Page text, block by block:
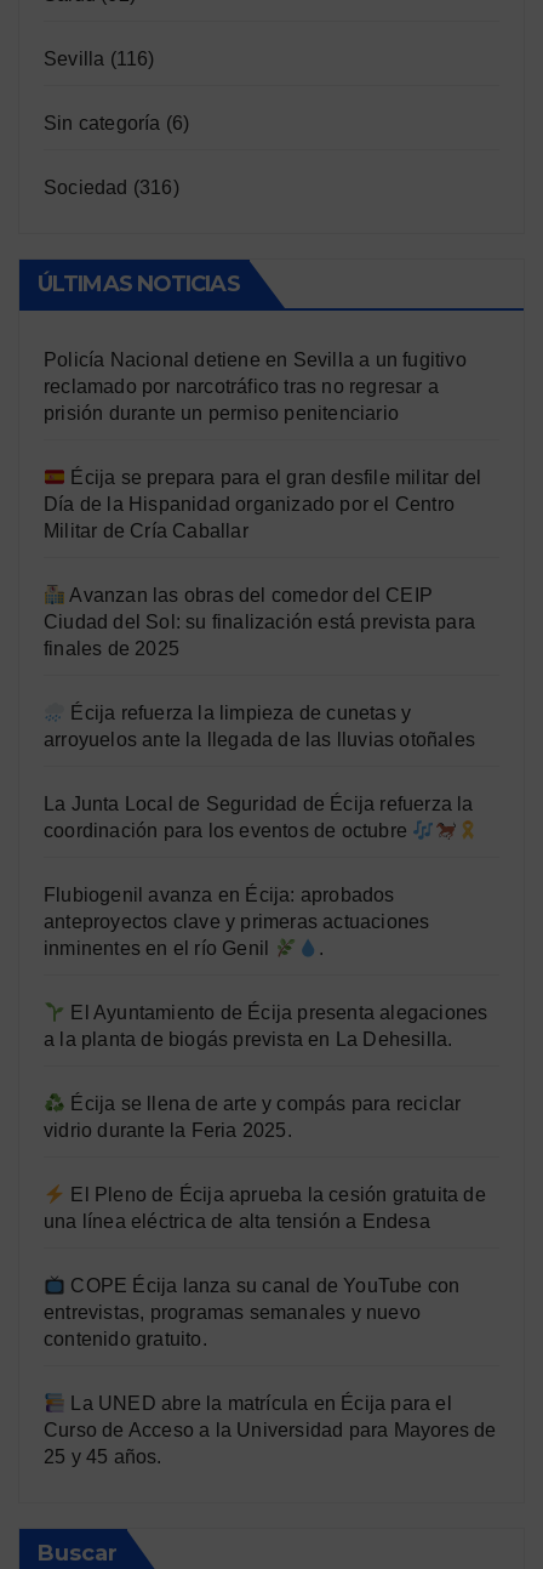
Sevilla (116)
Sin categoría (6)
Sociedad (316)
ÚLTIMAS NOTICIAS
Policía Nacional detiene en Sevilla a un fugitivo
reclamado por narcotráfico tras no regresar a
prisión durante un permiso penitenciario
Écija se prepara para el gran desfile militar del
Día de la Hispanidad organizado por el Centro
Militar de Cría Caballar
Avanzan las obras del comedor del CEIP
Ciudad del Sol: su finalización está prevista para
finales de 2025
Écija refuerza la limpieza de cunetas y
arroyuelos ante la llegada de las lluvias otoñales
La Junta Local de Seguridad de Écija refuerza la
coordinación para los eventos de octubre
Flubiogenil avanza en Écija: aprobados
anteproyectos clave y primeras actuaciones
inminentes en el río Genil
.
El Ayuntamiento de Écija presenta alegaciones
a la planta de biogás prevista en La Dehesilla.
Écija se llena de arte y compás para reciclar
vidrio durante la Feria 2025.
El Pleno de Écija aprueba la cesión gratuita de
una línea eléctrica de alta tensión a Endesa
COPE Écija lanza su canal de YouTube con
entrevistas, programas semanales y nuevo
contenido gratuito.
La UNED abre la matrícula en Écija para el
Curso de Acceso a la Universidad para Mayores de
25 y 45 años.
Buscar